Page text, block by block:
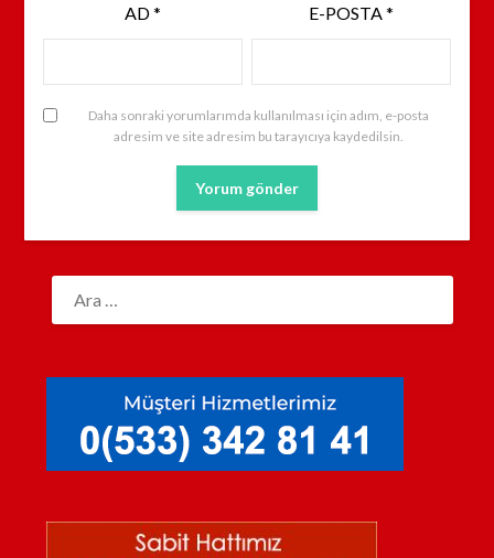
AD* E-POSTA*
Daha sonraki yorumlarımda kullanılması için adım, e-posta
adresim ve site adresim bu tarayıcıya kaydedilsin.